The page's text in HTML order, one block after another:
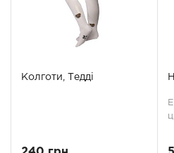
Колготи, Тедді